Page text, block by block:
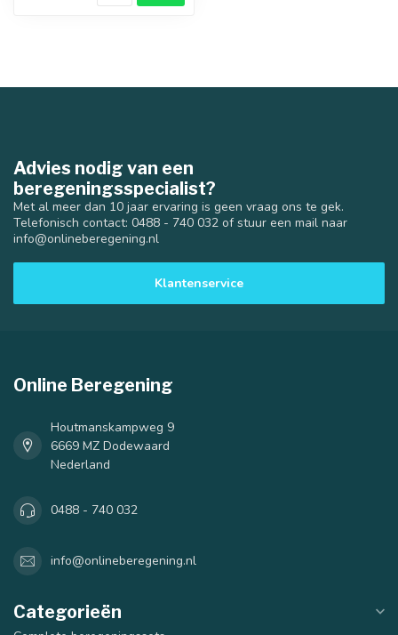
Advies nodig van een
beregeningsspecialist?
Met al meer dan 10 jaar ervaring is geen vraag ons te gek.
Telefonisch contact: 0488 - 740 032 of stuur een mail naar
info@onlineberegening.nl
Klantenservice
Online Beregening
Houtmanskampweg 9
6669 MZ Dodewaard
Nederland
0488 - 740 032
info@onlineberegening.nl
Categorieën